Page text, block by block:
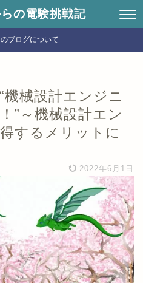
の電験挑戦記
ブログについて
機械設計エンジニ
”～機械設計エン
するメリットに
2022年6月1日